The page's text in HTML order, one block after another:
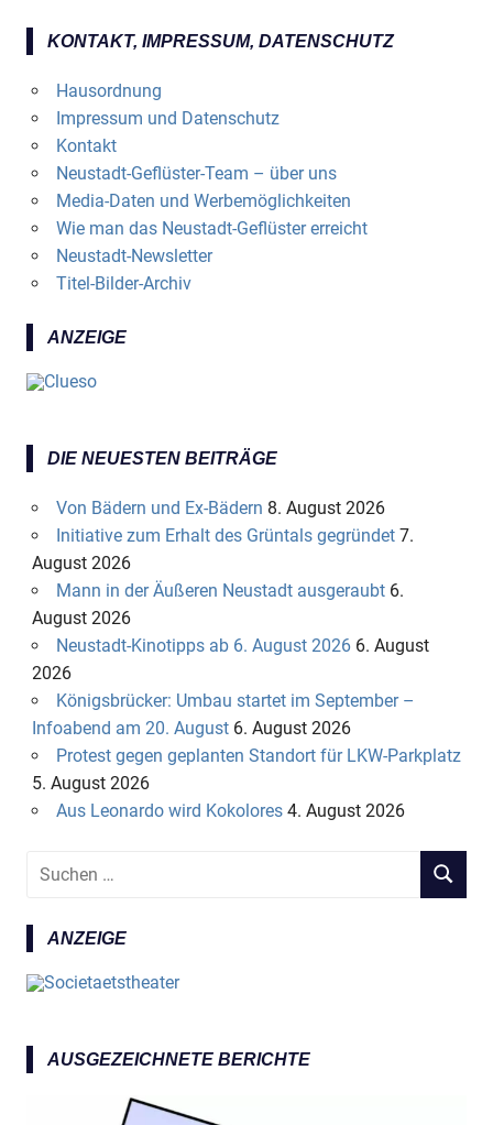
KONTAKT, IMPRESSUM, DATENSCHUTZ
Hausordnung
Impressum und Datenschutz
Kontakt
Neustadt-Geflüster-Team – über uns
Media-Daten und Werbemöglichkeiten
Wie man das Neustadt-Geflüster erreicht
Neustadt-Newsletter
Titel-Bilder-Archiv
ANZEIGE
DIE NEUESTEN BEITRÄGE
Von Bädern und Ex-Bädern 8. August 2026
Initiative zum Erhalt des Grüntals gegründet 7.
August 2026
Mann in der Äußeren Neustadt ausgeraubt 6.
August 2026
Neustadt-Kinotipps ab 6. August 2026 6. August
2026
Königsbrücker: Umbau startet im September –
Infoabend am 20. August 6. August 2026
Protest gegen geplanten Standort für LKW-Parkplatz
5. August 2026
Aus Leonardo wird Kokolores 4. August 2026
e
ANZEIGE
AUSGEZEICHNETE BERICHTE